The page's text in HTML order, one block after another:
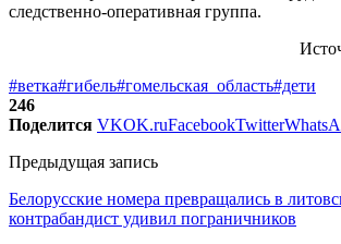
следственно-оперативная группа.
#ветка#гибель#гомельская_область#дети
246
Поделится VKOK.ruFacebookTwitter
Предыдущая запись
Белорусские номера превращались в
контрабандист удивил пограничников